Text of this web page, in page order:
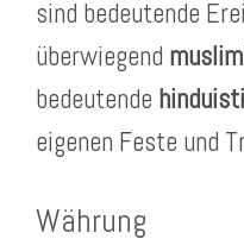
sind bedeutende
überwiegend
bedeutende
eigenen Feste und
Währung